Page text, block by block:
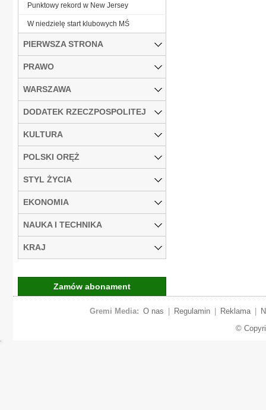
Punktowy rekord w New Jersey
W niedzielę start klubowych MŚ
PIERWSZA STRONA
PRAWO
WARSZAWA
DODATEK RZECZPOSPOLITEJ
KULTURA
POLSKI ORĘŻ
STYL ŻYCIA
EKONOMIA
NAUKA I TECHNIKA
KRAJ
Zamów abonament
Gremi Media: O nas Regulamin Reklama
©